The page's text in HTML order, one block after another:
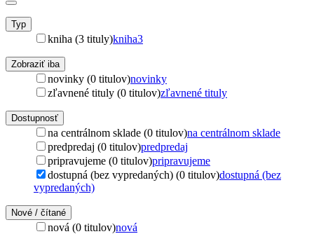
Typ
kniha (3 tituly)kniha3
Zobraziť iba
novinky (0 titulov)novinky
zľavnené tituly (0 titulov)zľavnené tituly
Dostupnosť
na centrálnom sklade (0 titulov)na centrálnom sklade
predpredaj (0 titulov)predpredaj
pripravujeme (0 titulov)pripravujeme
dostupná (bez vypredaných) (0 titulov)dostupná (bez
vypredaných)
Nové / čítané
nová (0 titulov)nová